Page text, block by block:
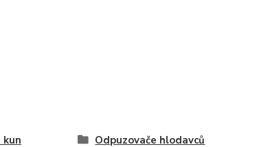
kun Odpuzovače hlodavců